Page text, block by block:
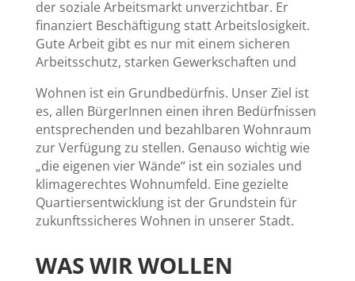
der soziale Arbeitsmarkt unverzichtbar. Er
finanziert Beschäftigung statt Arbeitslosigkeit.
Gute Arbeit gibt es nur mit einem sicheren
Arbeitsschutz, starken Gewerkschaften und
Wohnen ist ein Grundbedürfnis. Unser Ziel ist
es, allen BürgerInnen einen ihren Bedürfnissen
entsprechenden und bezahlbaren Wohnraum
zur Verfügung zu stellen. Genauso wichtig wie
„die eigenen vier Wände“ ist ein soziales und
klimagerechtes Wohnumfeld. Eine gezielte
Quartiersentwicklung ist der Grundstein für
zukunftssicheres Wohnen in unserer Stadt.
WAS WIR WOLLEN